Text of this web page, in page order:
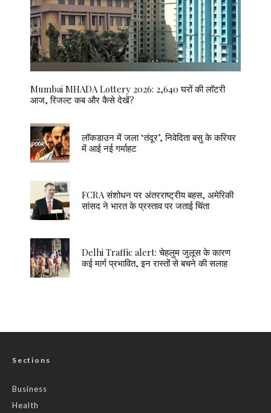
Mumbai MHADA Lottery 2026: 2,640 घरों की लॉटरी
आज, रिजल्ट कब और कैसे देखें?
लॉकडाउन में जला ‘तंदूर’, निवेदिता बसु के करियर
में आई नई गर्माहट
FCRA संशोधन पर अंतरराष्ट्रीय बहस, अमेरिकी
सांसद ने भारत के प्रस्ताव पर जताई चिंता
Delhi Traffic alert: चेहलुम जुलूस के कारण
कई मार्ग प्रभावित, इन रास्तों से बचने की सलाह
Sections
Business
Health